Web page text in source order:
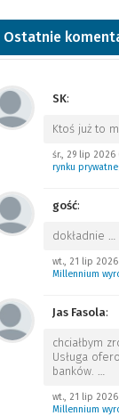
Ostatnie
SK:
Ktoś już to
śr., 29 lip 2026
rynku
gość:
dokładnie …
wt., 21 lip
Millennium
Jas Fasola:
chciałbym
Usługa
banków. …
wt., 21 lip 2026
Millennium